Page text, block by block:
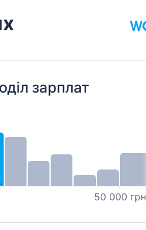
зарплат
50 000 грн